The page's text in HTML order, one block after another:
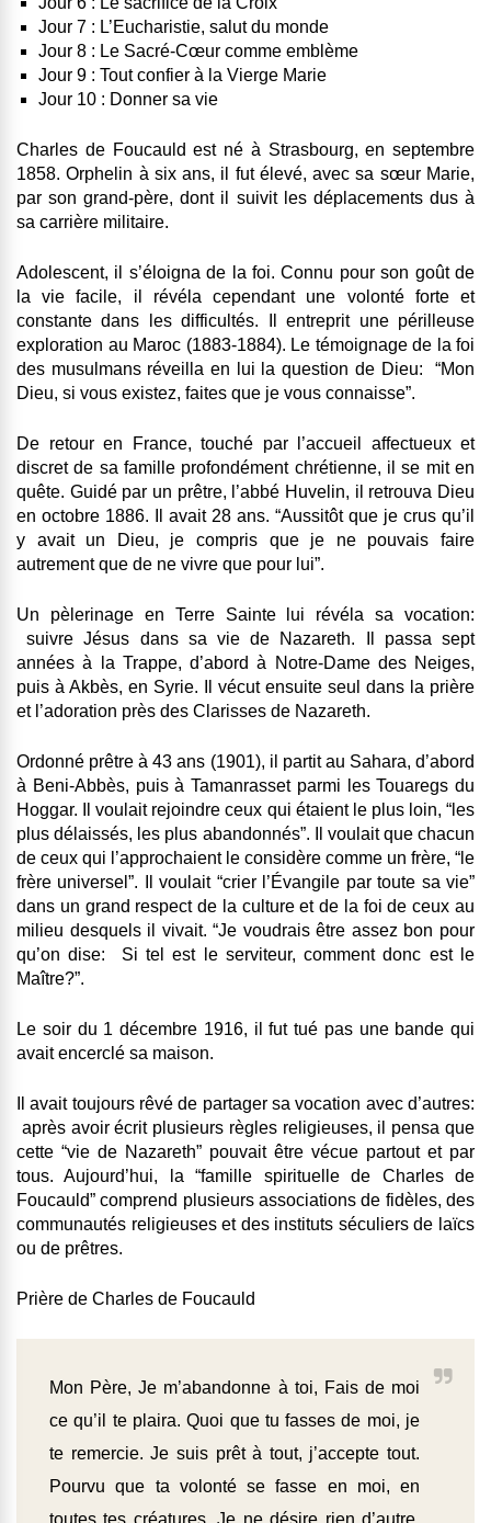
Jour 7 : L’Eucharistie, salut du monde
Jour 8 : Le Sacré-Cœur comme emblème
Jour 9 : Tout confier à la Vierge Marie
Jour 10 : Donner sa vie
Charles de Foucauld est né à Strasbourg, en septembre
1858. Orphelin à six ans, il fut élevé, avec sa sœur Marie,
par son grand-père, dont il suivit les déplacements dus à
sa carrière militaire.
Adolescent, il s’éloigna de la foi. Connu pour son goût de
la vie facile, il révéla cependant une volonté forte et
constante dans les difficultés. Il entreprit une périlleuse
exploration au Maroc (1883-1884). Le témoignage de la foi
des musulmans réveilla en lui la question de Dieu: “Mon
Dieu, si vous existez, faites que je vous connaisse”.
De retour en France, touché par l’accueil affectueux et
discret de sa famille profondément chrétienne, il se mit en
quête. Guidé par un prêtre, l’abbé Huvelin, il retrouva Dieu
en octobre 1886. Il avait 28 ans. “Aussitôt que je crus qu’il
y avait un Dieu, je compris que je ne pouvais faire
autrement que de ne vivre que pour lui”.
Un pèlerinage en Terre Sainte lui révéla sa vocation:
suivre Jésus dans sa vie de Nazareth. Il passa sept
années à la Trappe, d’abord à Notre-Dame des Neiges,
puis à Akbès, en Syrie. Il vécut ensuite seul dans la prière
et l’adoration près des Clarisses de Nazareth.
Ordonné prêtre à 43 ans (1901), il partit au Sahara, d’abord
à Beni-Abbès, puis à Tamanrasset parmi les Touaregs du
Hoggar. Il voulait rejoindre ceux qui étaient le plus loin, “les
plus délaissés, les plus abandonnés”. Il voulait que chacun
de ceux qui l’approchaient le considère comme un frère, “le
frère universel”. Il voulait “crier l’Évangile par toute sa vie”
dans un grand respect de la culture et de la foi de ceux au
milieu desquels il vivait. “Je voudrais être assez bon pour
qu’on dise: Si tel est le serviteur, comment donc est le
Maître?”.
Le soir du 1 décembre 1916, il fut tué pas une bande qui
avait encerclé sa maison.
Il avait toujours rêvé de partager sa vocation avec d’autres:
après avoir écrit plusieurs règles religieuses, il pensa que
cette “vie de Nazareth” pouvait être vécue partout et par
tous. Aujourd’hui, la “famille spirituelle de Charles de
Foucauld” comprend plusieurs associations de fidèles, des
communautés religieuses et des instituts séculiers de laïcs
ou de prêtres.
Prière de Charles de Foucauld
Mon Père, Je m’abandonne à toi, Fais de moi
ce qu’il te plaira. Quoi que tu fasses de moi, je
te remercie. Je suis prêt à tout, j’accepte tout.
Pourvu que ta volonté se fasse en moi, en